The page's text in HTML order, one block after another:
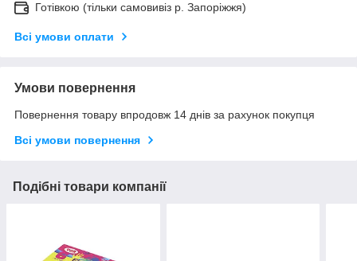
Готівкою (тільки самовивіз р. Запоріжжя)
Всі умови оплати
Умови повернення
Повернення товару впродовж 14 днів за рахунок покупця
Всі умови повернення
Подібні товари компанії